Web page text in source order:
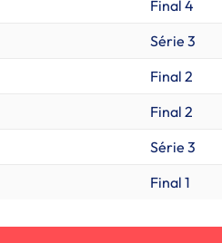
Final 4
Série 3
Final 2
Final 2
Série 3
Final 1